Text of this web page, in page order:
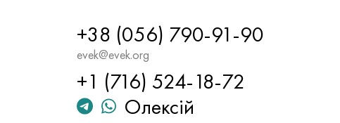
+38 (056) 790-91-90
evek@evek.org
+1 (716) 524-18-72
Олексій